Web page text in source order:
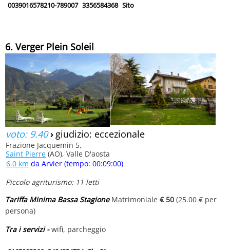
0039016578210-789007 3356584368 Sito
6. Verger Plein Soleil
voto: 9.40› giudizio: eccezionale
Frazione Jacquemin 5,
Saint Pierre (AO), Valle D'aosta
6.0 km da Arvier (tempo: 00:09:00)
Piccolo agriturismo: 11 letti
Tariffa Minima Bassa StagioneMatrimoniale € 50 (25.00 € per
persona)
Tra i servizi -wifi, parcheggio